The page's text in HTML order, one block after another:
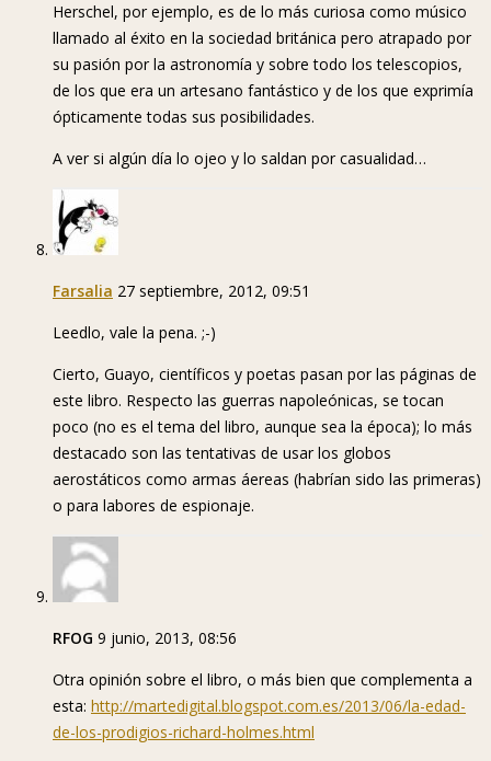
Herschel, por ejemplo, es de lo más curiosa como músico
llamado al éxito en la sociedad británica pero atrapado por
su pasión por la astronomía y sobre todo los telescopios,
de los que era un artesano fantástico y de los que exprimía
ópticamente todas sus posibilidades.
A ver si algún día lo ojeo y lo saldan por casualidad…
Farsalia 27 septiembre, 2012, 09:51
Leedlo, vale la pena. ;-)
Cierto, Guayo, científicos y poetas pasan por las páginas de
este libro. Respecto las guerras napoleónicas, se tocan
poco (no es el tema del libro, aunque sea la época); lo más
destacado son las tentativas de usar los globos
aerostáticos como armas áereas (habrían sido las primeras)
o para labores de espionaje.
RFOG 9 junio, 2013, 08:56
Otra opinión sobre el libro, o más bien que complementa a
esta: http://martedigital.blogspot.com.es/2013/06/la-edad-
de-los-prodigios-richard-holmes.html